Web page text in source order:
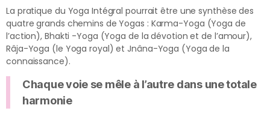
La pratique du Yoga Intégral pourrait être une synthèse des
quatre grands chemins de Yogas : Karma-Yoga (Yoga de
l’action), Bhakti -Yoga (Yoga de la dévotion et de l’amour),
Râja-Yoga (le Yoga royal) et Jnâna-Yoga (Yoga de la
connaissance).
Chaque voie se mêle à l’autre dans une totale
harmonie